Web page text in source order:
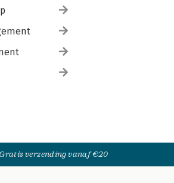
Gratis verzending vanaf €20